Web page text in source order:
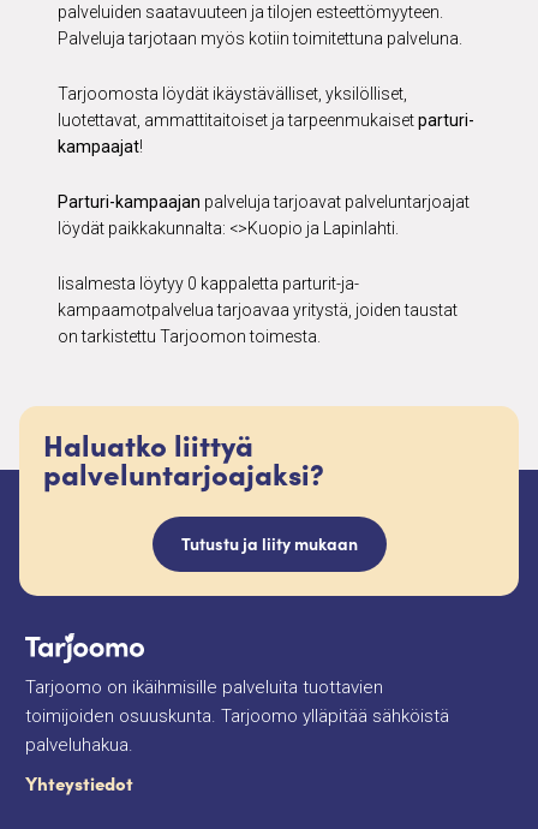
palveluiden saatavuuteen ja tilojen esteettömyyteen.
Palveluja tarjotaan myös kotiin toimitettuna palveluna.
Tarjoomosta löydät ikäystävälliset, yksilölliset,
luotettavat, ammattitaitoiset ja tarpeenmukaisetparturi-
kampaajat!
Parturi-kampaajan palveluja tarjoavat palveluntarjoajat
löydät paikkakunnalta: <>Kuopio ja Lapinlahti.
Iisalmesta löytyy 0 kappaletta parturit-ja-
kampaamotpalvelua tarjoavaa yritystä, joiden taustat
on tarkistettu Tarjoomon toimesta.
Haluatko liittyä
palveluntarjoajaksi?
Tutustu ja liity mukaan
Tarjoomo on ikäihmisille palveluita tuottavien
toimijoiden osuuskunta. Tarjoomo ylläpitää sähköistä
palveluhakua.
Yhteystiedot